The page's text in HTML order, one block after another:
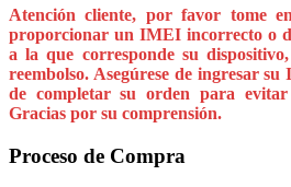
Atención cliente, por favor tome
proporcionar un IMEI incorrecto o
a la que corresponde su
reembolso. Asegúrese de ingresar
de completar su orden para evitar
Gracias por su comprensión.
Proceso de Compra